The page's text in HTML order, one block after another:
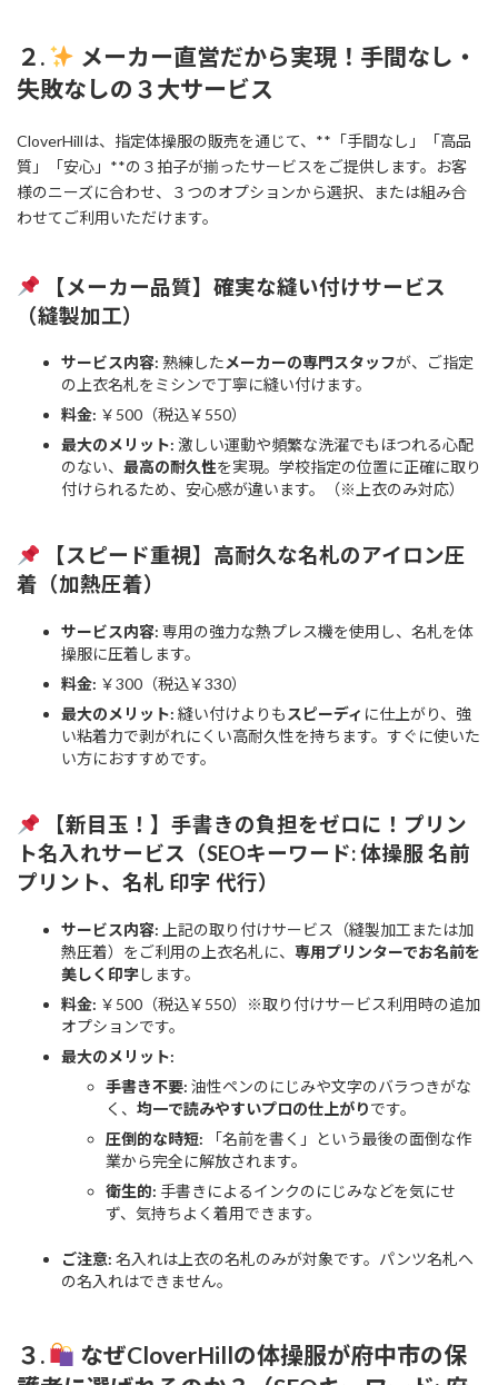
２.
メーカー直営だから実現！手間なし・
失敗なしの３大サービス
CloverHillは、指定体操服の販売を通じて、**「手間なし」「高品
質」「安心」**の３拍子が揃ったサービスをご提供します。お客
様のニーズに合わせ、３つのオプションから選択、または組み合
わせてご利用いただけます。
【メーカー品質】確実な縫い付けサービス
（縫製加工）
サービス内容: 熟練したメーカーの専門スタッフが、ご指定
の上衣名札をミシンで丁寧に縫い付けます。
料金: ￥500（税込￥550）
最大のメリット: 激しい運動や頻繁な洗濯でもほつれる心配
のない、 最高の耐久性を実現。学校指定の位置に正確に取り
付けられるため、安心感が違います。（※上衣のみ対応）
【スピード重視】高耐久な名札のアイロン圧
着（加熱圧着）
サービス内容: 専用の強力な熱プレス機を使用し、名札を体
操服に圧着します。
料金: ￥300（税込￥330）
最大のメリット: 縫い付けよりも スピーディ に仕上がり、強
い粘着力で剥がれにくい高耐久性を持ちます。すぐに使いた
い方におすすめです。
【新目玉！】手書きの負担をゼロに！プリン
ト名入れサービス（SEOキーワード: 体操服 名前
プリント、名札 印字 代行）
サービス内容: 上記の取り付けサービス（縫製加工または加
熱圧着）をご利用の上衣名札に、 専用プリンターでお名前を
美しく印字します。
料金: ￥500（税込￥550）※取り付けサービス利用時の追加
オプションです。
最大のメリット:
手書き不要: 油性ペンのにじみや文字のバラつきがな
く、 均一で読みやすいプロの仕上がりです。
圧倒的な時短: 「名前を書く」という最後の面倒な作
業から完全に解放されます。
衛生的: 手書きによるインクのにじみなどを気にせ
ず、気持ちよく着用できます。
ご注意: 名入れは上衣の名札のみが対象です。パンツ名札へ
の名入れはできません。
３.
なぜCloverHillの体操服が府中市の保